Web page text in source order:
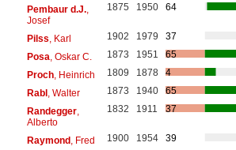
Pembaur d.J.,
Josef
1875 1950 64
Pilss , Karl 1902 1979
37
Posa , Oskar C. 1873 1951
65
Proch, Heinrich 1809 1878
4
Rabl, Walter 1873 1940
65
Randegger,
Alberto
1832 1911 37
Raymond, Fred 1900 1954
39